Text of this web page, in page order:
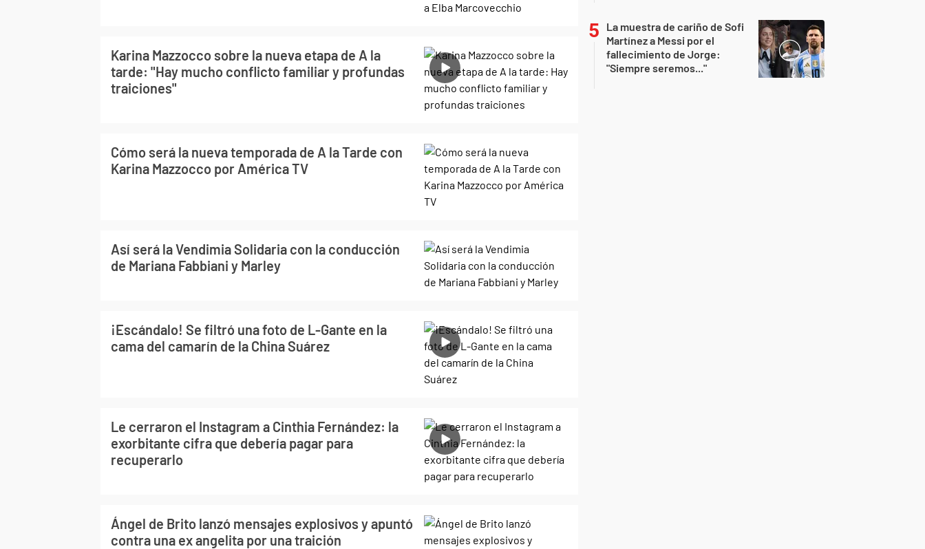
Karina Mazzocco sobre la nueva etapa de A la
tarde: "Hay mucho conflicto familiar y profundas
traiciones"
Cómo será la nueva temporada de A la Tarde con
Karina Mazzocco por América TV
Así será la Vendimia Solidaria con la conducción
de Mariana Fabbiani y Marley
¡Escándalo! Se filtró una foto de L-Gante en la
cama del camarín de la China Suárez
Le cerraron el Instagram a Cinthia Fernández: la
exorbitante cifra que debería pagar para
recuperarlo
Ángel de Brito lanzó mensajes explosivos y apuntó
contra una ex angelita por una traición
La muestra de cariño de Sofi
Martínez a Messi por el
fallecimiento de Jorge:
"Siempre seremos..."